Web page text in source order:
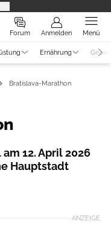
Forum Anmelden Menü
Ernährung
Bratislava-Marathon
12. April 2026
Hauptstadt
ANZEIGE